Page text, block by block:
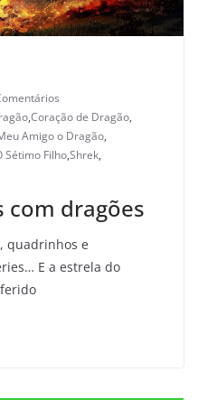
,Coração de Dragão,
Amigo o Dragão,
Sétimo Filho,Shrek,
com dragões
quadrinhos e
E a estrela do